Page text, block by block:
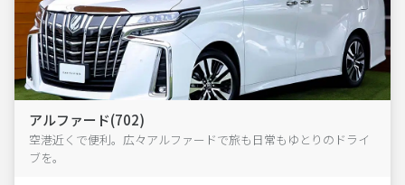
アルファード(702)
空港近くで便利。広々アルファードで旅も日常もゆとりのドライ
ブを。